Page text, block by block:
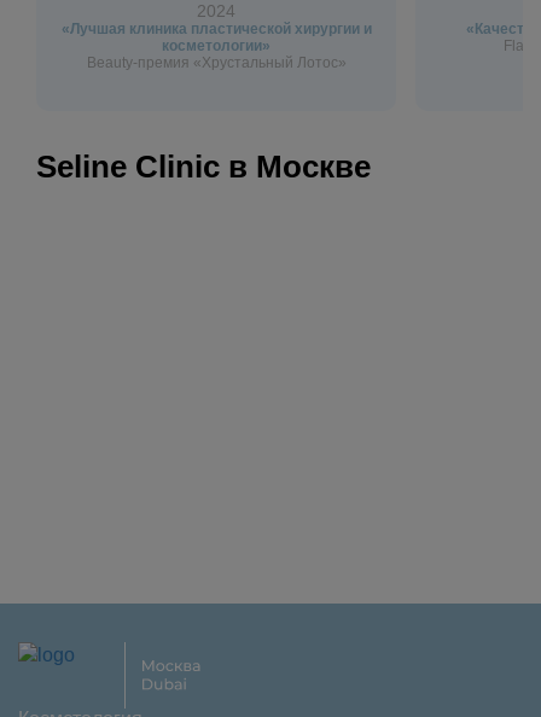
2024
«Лучшая клиника пластической хирургии и
косметологии»
Beauty-премия «Хрустальный Лотос»
Seline Clinic в Москве